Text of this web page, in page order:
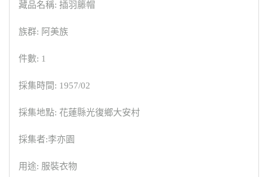
藏品名稱: 插羽籐帽
族群: 阿美族
件數: 1
採集時間: 1957/02
採集地點: 花蓮縣光復鄉大安村
採集者:李亦園
用途: 服裝衣物